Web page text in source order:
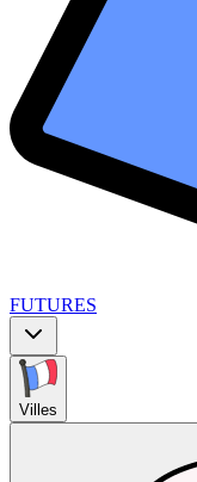
FUTURES
Villes